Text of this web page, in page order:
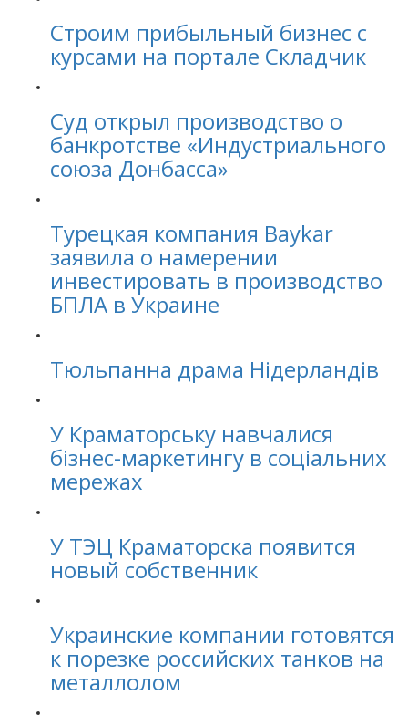
Строим прибыльный бизнес с
курсами на портале Складчик
Суд открыл производство о
банкротстве «Индустриального
союза Донбасса»
Турецкая компания Baykar
заявила о намерении
инвестировать в производство
БПЛА в Украине
Тюльпанна драма Нідерландів
У Краматорську навчалися
бізнес-маркетингу в соціальних
мережах
У ТЭЦ Краматорска появится
новый собственник
Украинские компании готовятся
к порезке российских танков на
металлолом